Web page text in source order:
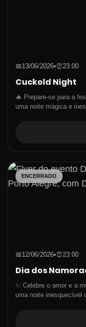
📅13/06/2026•⏰23:00
Cuckold Night
🔥 Prepare-se para a
uma noite mágica e
ENCERRADO
📅12/06/2026•⏰23:00
Dia dos
✨ Celebre o amor e a
uma noite